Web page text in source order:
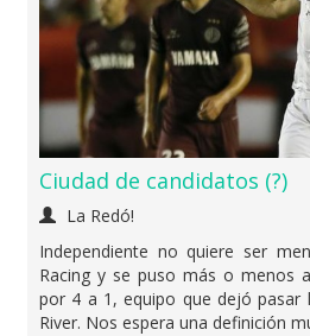
Ciudad de candidatos (?)
La Redó!
Independiente no quiere ser
Racing y se puso más o menos
por 4 a 1, equipo que dejó pasar
River. Nos espera una definición